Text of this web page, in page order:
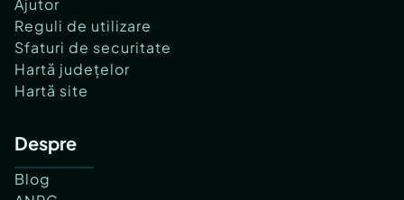
Ajutor
Reguli de utilizare
Sfaturi de securitate
Hartă județelor
Hartă site
Despre
Blog